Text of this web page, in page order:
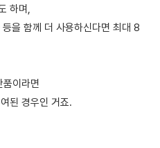
하며,
을 함께 더 사용하신다면 최대 8
품이라면
된 경우인 거죠.